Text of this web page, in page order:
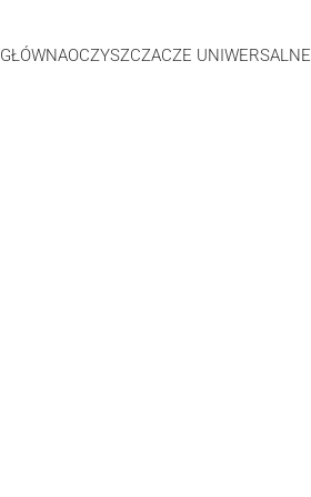
GŁÓWNAOCZYSZCZACZE UNIWERSALNE